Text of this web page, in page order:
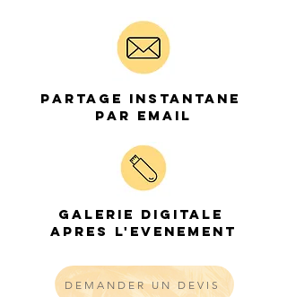
PARTAGE INSTANTANE
PAR EMAIL
GALERIE DIGITALE
APRES L'EVENEMENT
DEMANDER UN DEVIS